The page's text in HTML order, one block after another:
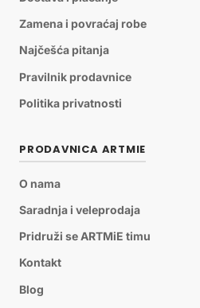
Zamena i povraćaj robe
Najčešća pitanja
Pravilnik prodavnice
Politika privatnosti
PRODAVNICA ARTMIE
O nama
Saradnja i veleprodaja
Pridruži se ARTMiE timu
Kontakt
Blog